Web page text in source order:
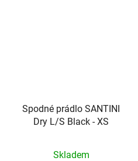
Spodné prádlo SANTINI
Dry L/S Black - XS
Skladem